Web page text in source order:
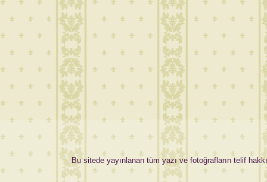
Bu sitede yayınlanan tüm yazı ve fotoğrafların telif